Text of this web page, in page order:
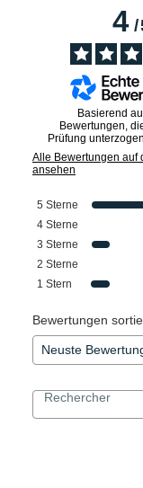
4/
Basierend
Bewertungen,
Prüfung
Alle Bewertungen auf
ansehen
5 Sterne
4 Sterne
3 Sterne
2 Sterne
1 Stern
Bewertungen